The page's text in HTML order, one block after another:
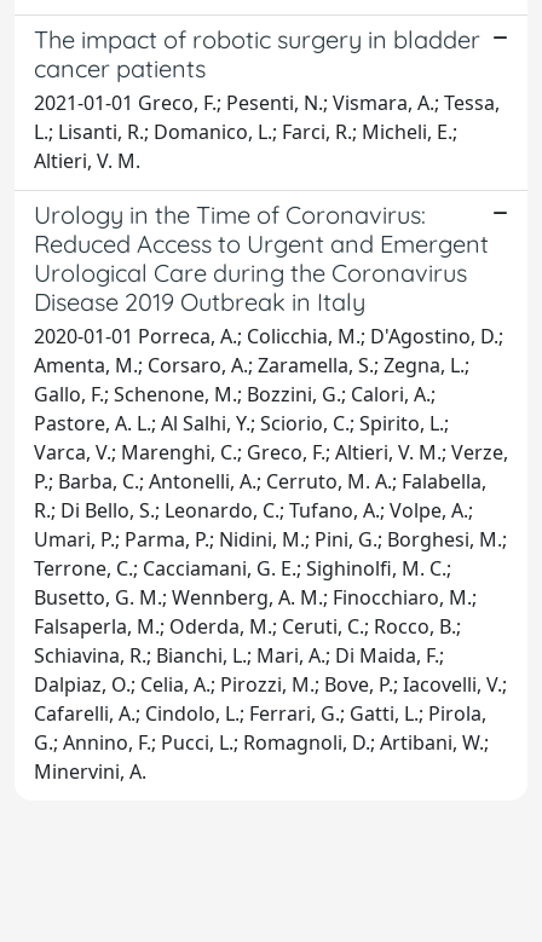
The impact of robotic surgery in bladder
cancer patients
2021-01-01 Greco, F.; Pesenti, N.; Vismara, A.; Tessa,
L.; Lisanti, R.; Domanico, L.; Farci, R.; Micheli, E.;
Altieri, V. M.
Urology in the Time of Coronavirus:
Reduced Access to Urgent and Emergent
Urological Care during the Coronavirus
Disease 2019 Outbreak in Italy
2020-01-01 Porreca, A.; Colicchia, M.; D'Agostino, D.;
Amenta, M.; Corsaro, A.; Zaramella, S.; Zegna, L.;
Gallo, F.; Schenone, M.; Bozzini, G.; Calori, A.;
Pastore, A. L.; Al Salhi, Y.; Sciorio, C.; Spirito, L.;
Varca, V.; Marenghi, C.; Greco, F.; Altieri, V. M.; Verze,
P.; Barba, C.; Antonelli, A.; Cerruto, M. A.; Falabella,
R.; Di Bello, S.; Leonardo, C.; Tufano, A.; Volpe, A.;
Umari, P.; Parma, P.; Nidini, M.; Pini, G.; Borghesi, M.;
Terrone, C.; Cacciamani, G. E.; Sighinolfi, M. C.;
Busetto, G. M.; Wennberg, A. M.; Finocchiaro, M.;
Falsaperla, M.; Oderda, M.; Ceruti, C.; Rocco, B.;
Schiavina, R.; Bianchi, L.; Mari, A.; Di Maida, F.;
Dalpiaz, O.; Celia, A.; Pirozzi, M.; Bove, P.; Iacovelli, V.;
Cafarelli, A.; Cindolo, L.; Ferrari, G.; Gatti, L.; Pirola,
G.; Annino, F.; Pucci, L.; Romagnoli, D.; Artibani, W.;
Minervini, A.